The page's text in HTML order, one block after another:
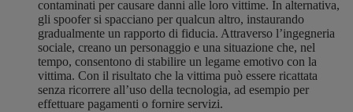
contaminati per causare danni alle loro vittime. In alternativa,
gli spoofer si spacciano per qualcun altro, instaurando
gradualmente un rapporto di fiducia. Attraverso l’ingegneria
sociale, creano un personaggio e una situazione che, nel
tempo, consentono di stabilire un legame emotivo con la
vittima. Con il risultato che la vittima può essere ricattata
senza ricorrere all’uso della tecnologia, ad esempio per
effettuare pagamenti o fornire servizi.